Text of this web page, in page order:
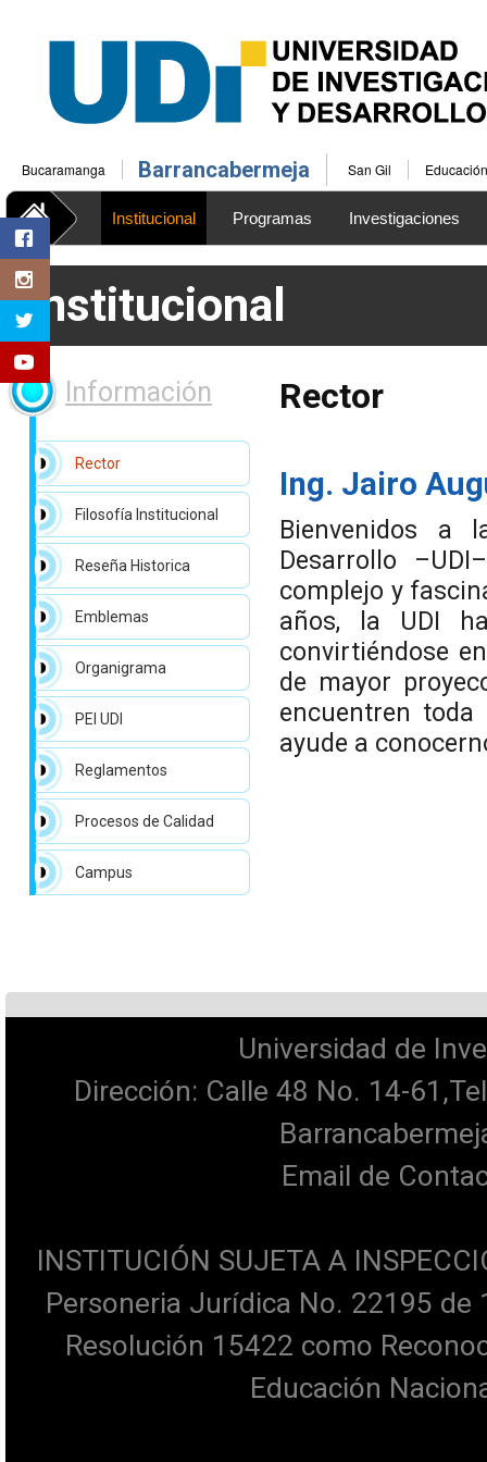
Bucaramanga Barrancabermeja San Gil
Institucional Programas Investigaciones
Bienestar Universitario
Institucional
Información
Rector
Filosofía Institucional
Reseña Historica
Emblemas
Organigrama
PEI UDI
Reglamentos
Procesos de Calidad
Campus
Rector
Ing. Jairo
Bienvenidos a
Desarrollo
complejo y
años, la UDI
convirtiéndose
de mayor
encuentren
ayude a
Universidad de
Dirección: Calle 48 No. 14-
Email de
INSTITUCIÓN SUJETA A
Personeria Jurídica No. 22195
Resolución 15422 como
Educación